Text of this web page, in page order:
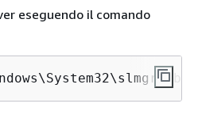
eseguendo il comando